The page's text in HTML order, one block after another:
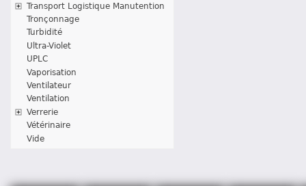
Transport Logistique Manutention
Tronçonnage
Turbidité
Ultra-Violet
UPLC
Vaporisation
Ventilateur
Ventilation
Verrerie
Vétérinaire
Vide